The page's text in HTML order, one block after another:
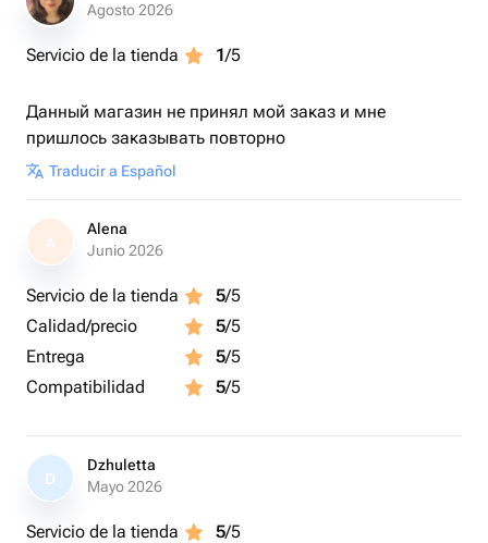
Agosto 2026
Servicio de la tienda 1/5
Данный магазин не принял мой заказ и мне
пришлось заказывать повторно
Traducir a Español
A
Alena
Junio 2026
Servicio de la tienda 5/5
Calidad/precio
5/5
Entrega
5/5
Compatibilidad
5/5
D
Dzhuletta
Mayo 2026
Servicio de la tienda 5/5